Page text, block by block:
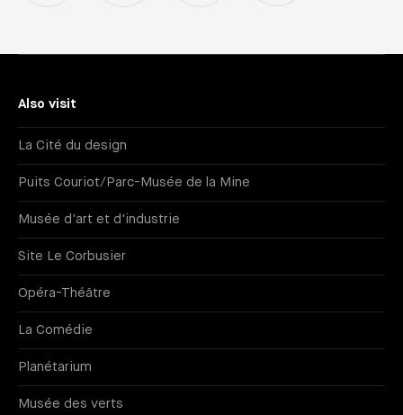
Also visit
La Cité du design
Puits Couriot/Parc-Musée de la Mine
Musée d'art et d'industrie
Site Le Corbusier
Opéra-Théâtre
La Comédie
Planétarium
Musée des verts